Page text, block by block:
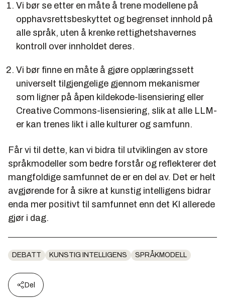
Vi bør se etter en måte å trene modellene på
opphavsrettsbeskyttet og begrenset innhold på
alle språk, uten å krenke rettighetshavernes
kontroll over innholdet deres.
Vi bør finne en måte å gjøre opplæringssett
universelt tilgjengelige gjennom mekanismer
som ligner på åpen kildekode-lisensiering eller
Creative Commons-lisensiering, slik at alle LLM-
er kan trenes likt i alle kulturer og samfunn.
Får vi til dette, kan vi bidra til utviklingen av store
språkmodeller som bedre forstår og reflekterer det
mangfoldige samfunnet de er en del av. Det er helt
avgjørende for å sikre at kunstig intelligens bidrar
enda mer positivt til samfunnet enn det KI allerede
gjør i dag.
DEBATT KUNSTIG INTELLIGENS SPRÅKMODELL
Del